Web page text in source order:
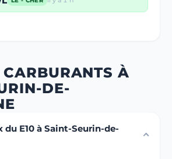
À
DE-
du E10 à Saint-Seurin-de-